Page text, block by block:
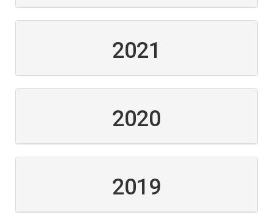
2021
2020
2019